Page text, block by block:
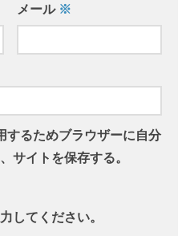
メール ※
するためブラウザーに自分
サイトを保存する。
してください。